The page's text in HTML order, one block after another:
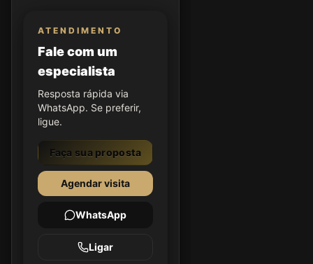
ATENDIMENTO
Fale com um
especialista
Resposta rápida via
WhatsApp. Se preferir,
ligue.
Faça sua proposta
Agendar visita
WhatsApp
Ligar